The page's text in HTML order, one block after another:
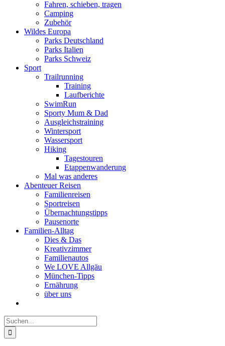
Fahren, schieben, tragen
Camping
Zubehör
Wildes Europa
Parks Deutschland
Parks Italien
Parks Schweiz
Sport
Trailrunning
Training
Laufberichte
SwimRun
Sporty Mum & Dad
Ausgleichstraining
Wintersport
Wassersport
Hiking
Tagestouren
Etappenwanderung
Mal was anderes
Abenteuer Reisen
Familienreisen
Sportreisen
Übernachtungstipps
Pausenorte
Familien-Alltag
Dies & Das
Kreativzimmer
Familienautos
We LOVE Allgäu
München-Tipps
Ernährung
über uns
Suche
nach: